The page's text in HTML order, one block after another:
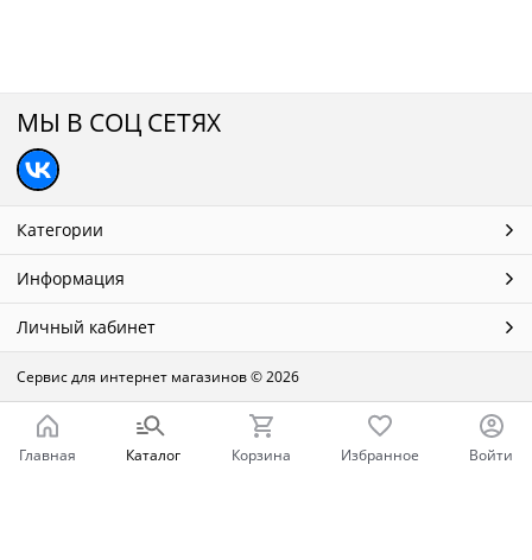
МЫ В СОЦ СЕТЯХ
Категории
Информация
Личный кабинет
Сервис для интернет магазинов© 2026
Главная Каталог Корзина Избранное Войти